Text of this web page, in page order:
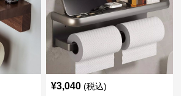
¥3,040 (税込)